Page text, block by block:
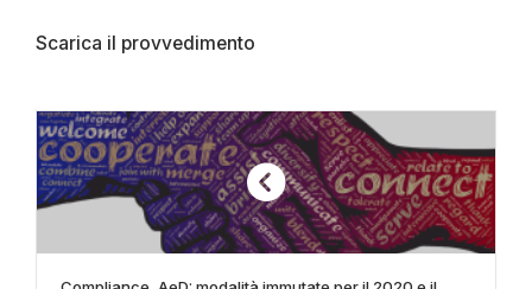
Scarica il provvedimento